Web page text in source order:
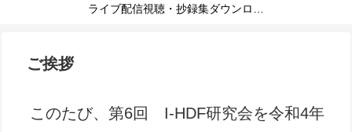
ライブ配信視聴・抄録集ダウンロー
ご挨拶
このたび、第6回 I-HDF研究会を令和4年